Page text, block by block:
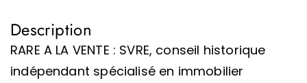
Description
RARE A LA VENTE : SVRE, conseil historique
indépendant spécialisé en immobilier